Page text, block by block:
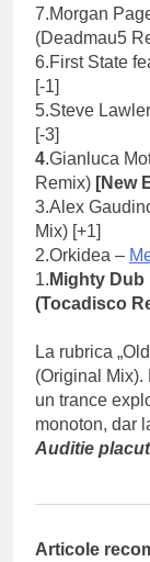
7.Morgan
(Deadmau5
6.First State
[-1]
5.Steve
[-3]
4.Gianluca
Remix) [New
3.Alex
Mix) [+1]
2.Orkidea –
1. Mighty Dub
(Tocadisco
La rubrica
(Original Mix).
un trance
monoton, dar
Auditie
Articole